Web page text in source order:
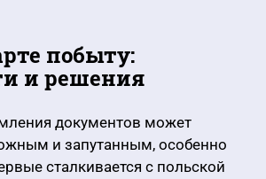
побыту:
и решения
документов может
и запутанным, особенно
сталкивается с польской